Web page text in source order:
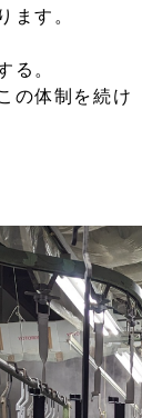
ます。
る。
の体制を続け